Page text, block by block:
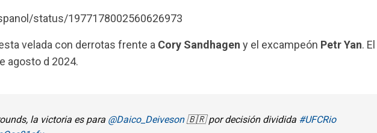
status/1977178002560626973
velada con derrotas frente a Cory Sandhagen y el excampeón Petr Yan. El
agosto d 2024.
la victoria es para @Daico_Deiveson🇧🇷 por decisión dividida #UFCRio